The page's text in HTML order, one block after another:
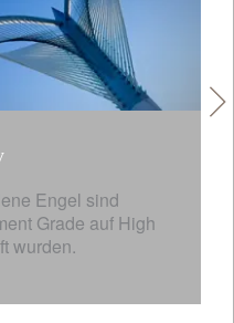
Engel sind
Grade auf High
wurden.